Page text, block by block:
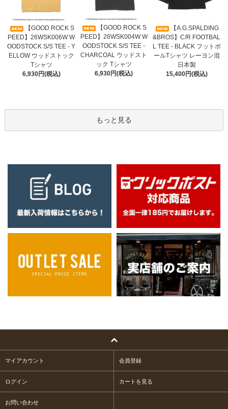
【GOOD ROCK S
PEED】26WSK006W W
OODSTOCK S/S TEE - Y
ELLOW ウッドストック
Tシャツ
6,930円(税込)
【GOOD ROCK S
PEED】26WSK004W W
OODSTOCK S/S TEE -
CHARCOAL ウッドスト
ック Tシャツ
6,930円(税込)
【A.G.SPALDING
&BROS】C/R FOOTBAL
L TEE - BLACK フットボ
ールTシャツ レーヨン混
日本製
15,400円(税込)
もっと見る
マイアカウント 会員登録
ログイン カートを見る
お問い合わせ